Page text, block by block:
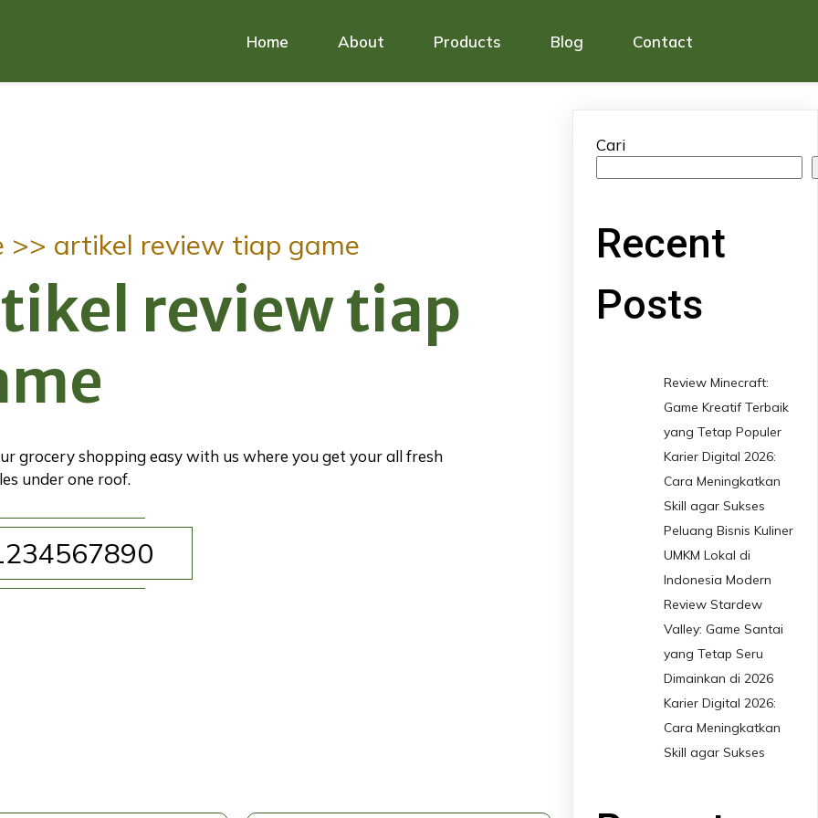
Home About Products Blog Contact
>> artikel review tiap game
review tiap
grocery shopping easy with us where you get your all fresh
under one roof.
Cari
Recent
Posts
Review Minecraft:
Game Kreatif Terbaik
yang Tetap Populer
Karier Digital 2026:
Cara Meningkatkan
Skill agar Sukses
Peluang Bisnis Kuliner
UMKM Lokal di
Indonesia Modern
Review Stardew
Valley: Game Santai
yang Tetap Seru
Dimainkan di 2026
Karier Digital 2026:
Cara Meningkatkan
Skill agar Sukses